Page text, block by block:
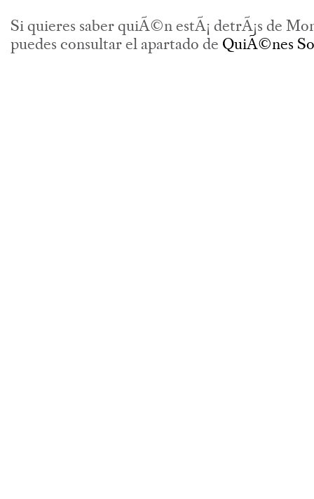
Si quieres saber quiÃ©n estÃ¡ detrÃ¡s de
puedes consultar el apartado de QuiÃ©nes